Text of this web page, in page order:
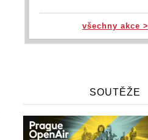
všechny akce >
SOUTĚŽE